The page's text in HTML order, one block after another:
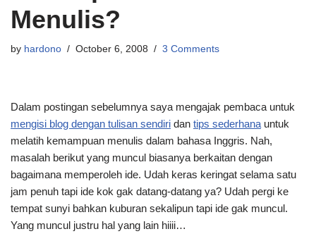
Menulis?
by hardono October 6, 2008 3 Comments
Dalam postingan sebelumnya saya mengajak pembaca untuk
mengisi blog dengan tulisan sendiri dan tips sederhana untuk
melatih kemampuan menulis dalam bahasa Inggris. Nah,
masalah berikut yang muncul biasanya berkaitan dengan
bagaimana memperoleh ide. Udah keras keringat selama satu
jam penuh tapi ide kok gak datang-datang ya? Udah pergi ke
tempat sunyi bahkan kuburan sekalipun tapi ide gak muncul.
Yang muncul justru hal yang lain hiiii…